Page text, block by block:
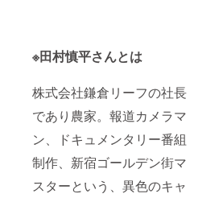
※田村慎平さんとは
株式会社鎌倉リーフの社長
であり農家。報道カメラマ
ン、ドキュメンタリー番組
制作、新宿ゴールデン街マ
スターという、異色のキャ